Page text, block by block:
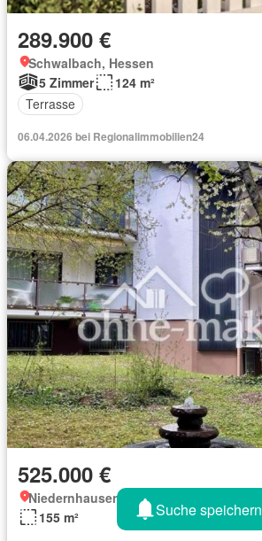
289.900 €
Schwalbach, Hessen
5 Zimmer
124 m²
Terrasse
06.04.2026 bei Regionalimmobilien24
525.000 €
Niedernhausen, Hessen
155 m²
Suche speichern